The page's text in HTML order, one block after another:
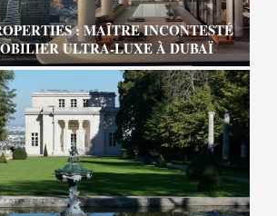
: MAÎTRE INCONTESTÉ
ULTRA-LUXE À DUBAÏ